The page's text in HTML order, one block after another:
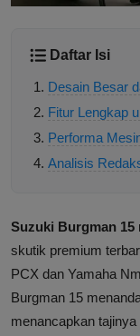
Daftar Isi
Desain Besar
Fitur Lengkap
Performa
Analisis
Suzuki Burgman 15
skutik premium
PCX dan Yamaha
Burgman 15
menancapkan tajinya